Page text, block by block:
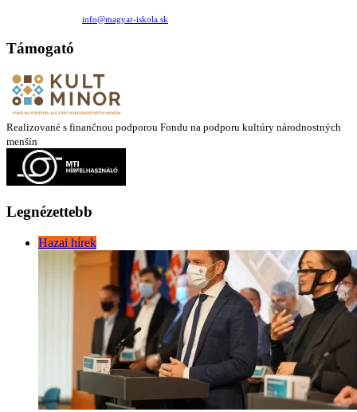
info@magyar-iskola.sk
Támogató
Realizované s finančnou podporou Fondu na podporu kultúry národnostných
menšín
Legnézettebb
Hazai hírek